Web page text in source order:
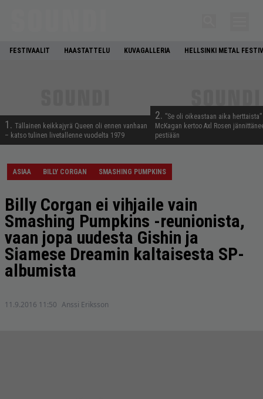
FESTIVAALIT HAASTATTELU KUVAGALLERIA HELLSINKI METAL
1. Tällainen keikkajyrä Queen oli ennen vanhaan
– katso tulinen livetallenne vuodelta 1979
2. ”Se oli oikeastaan aika
McKagan kertoo Axl Rosen
pestiään
ASIAA BILLY CORGAN SMASHING PUMPKINS
Billy Corgan ei vihjaile vain
Smashing Pumpkins -reunionista,
vaan jopa uudesta Gishin ja
Siamese Dreamin kaltaisesta SP-
albumista
11.9.2016 11:50 Anssi Eriksson